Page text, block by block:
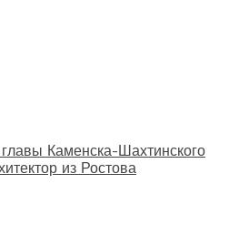
Каменска-Шахтинского
из Ростова